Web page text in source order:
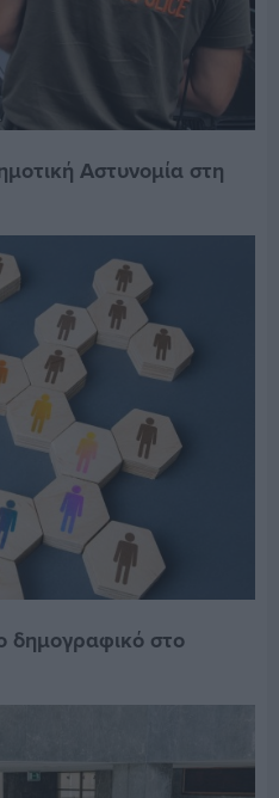
Αστυνομία στη
δημογραφικό στο